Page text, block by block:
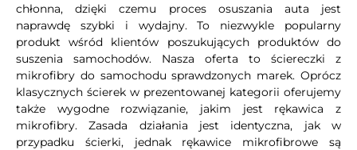
chłonna, dzięki czemu proces osuszania auta jest
naprawdę szybki i wydajny. To niezwykle popularny
produkt wśród klientów poszukujących produktów do
suszenia samochodów. Nasza oferta to ściereczki z
mikrofibry do samochodu sprawdzonych marek. Oprócz
klasycznych ścierek w prezentowanej kategorii oferujemy
także wygodne rozwiązanie, jakim jest rękawica z
mikrofibry. Zasada działania jest identyczna, jak w
przypadku ścierki, jednak rękawice mikrofibrowe są